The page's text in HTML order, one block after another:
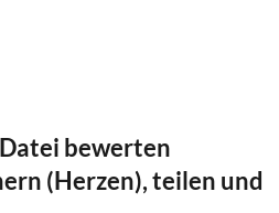
bewerten
(Herzen), teilen und